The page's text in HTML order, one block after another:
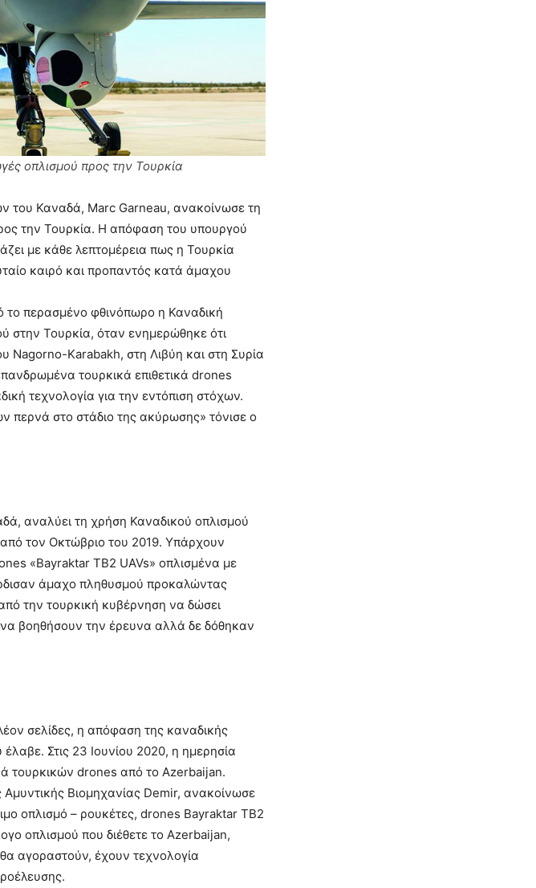
οπλισμού προς την Τουρκία
του Καναδά, Marc Garneau, ανακοίνωσε τη
την Τουρκία. Η απόφαση του υπουργού
με κάθε λεπτομέρεια πως η Τουρκία
καιρό και προπαντός κατά άμαχου
το περασμένο φθινόπωρο η Καναδική
στην Τουρκία, όταν ενημερώθηκε ότι
Nagorno-Karabakh, στη Λιβύη και στη Συρία
τουρκικά επιθετικά drones
τεχνολογία για την εντόπιση στόχων.
περνά στο στάδιο της ακύρωσης» τόνισε ο
αναλύει τη χρήση Καναδικού οπλισμού
από τον Οκτώβριο του 2019. Υπάρχουν
«Bayraktar TB2 UAVs» οπλισμένα με
άμαχο πληθυσμού προκαλώντας
την τουρκική κυβέρνηση να δώσει
βοηθήσουν την έρευνα αλλά δε δόθηκαν
σελίδες, η απόφαση της καναδικής
Στις 23 Ιουνίου 2020, η ημερησία
τουρκικών drones από το Azerbaijan.
Αμυντικής Βιομηχανίας Demir, ανακοίνωσε
οπλισμό – ρουκέτες, drones Bayraktar TB2
οπλισμού που διέθετε το Azerbaijan,
αγοραστούν, έχουν τεχνολογία